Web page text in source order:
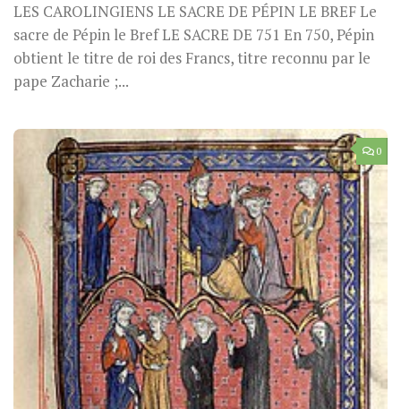
LES CAROLINGIENS LE SACRE DE PÉPIN LE BREF Le
sacre de Pépin le Bref LE SACRE DE 751 En 750, Pépin
obtient le titre de roi des Francs, titre reconnu par le
pape Zacharie ;...
0